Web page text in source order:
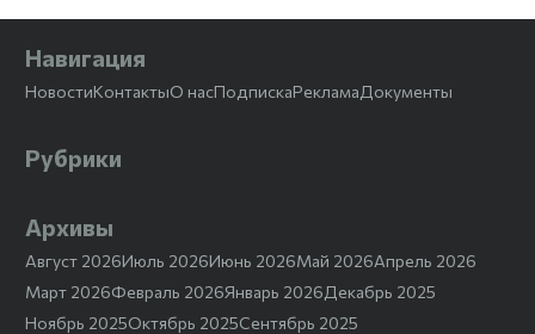
Навигация
НовостиКонтактыО насПодпискаРекламаДокументы
Рубрики
Архивы
Август 2026Июль 2026Июнь 2026Май 2026Апрель 2026
Март 2026Февраль 2026Январь 2026Декабрь 2025
Ноябрь 2025Октябрь 2025Сентябрь 2025